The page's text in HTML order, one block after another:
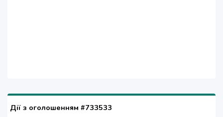
Дії з оголошенням #733533